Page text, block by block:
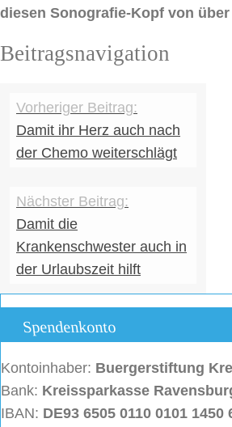
diesen Sonografie-Kopf von über
Beitragsnavigation
Damit ihr Herz auch nach
der Chemo weiterschlägt
Damit die
Krankenschwester auch in
der Urlaubszeit hilft
Spendenkonto
Kontoinhaber: Buergerstiftung
Bank: Kreissparkasse
IBAN: DE93 6505 0110 0101 1450